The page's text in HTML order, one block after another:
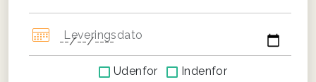
Leveringsdato
Udenfor Indenfor